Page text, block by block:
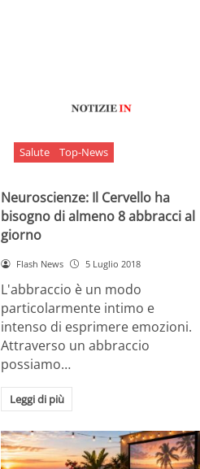
Salute Top-News
Neuroscienze: Il Cervello ha
bisogno di almeno 8 abbracci al
giorno
Flash News 5 Luglio 2018
L'abbraccio è un modo
particolarmente intimo e
intenso di esprimere emozioni.
Attraverso un abbraccio
possiamo…
Leggi di più